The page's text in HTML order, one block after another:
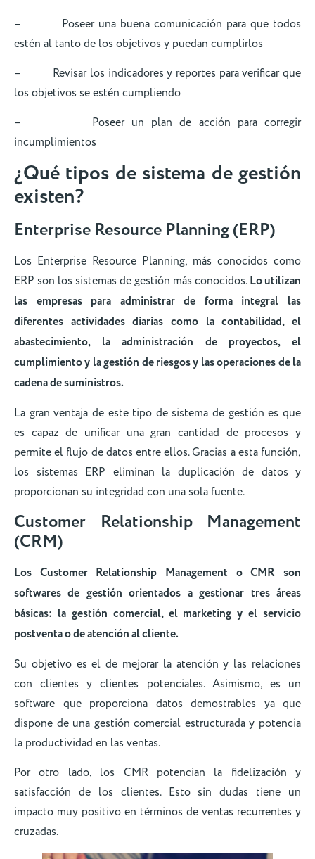
– Poseer una buena comunicación para que todos
estén al tanto de los objetivos y puedan cumplirlos
– Revisar los indicadores y reportes para verificar que
los objetivos se estén cumpliendo
– Poseer un plan de acción para corregir
incumplimientos
¿Qué tipos de sistema de gestión
existen?
Enterprise Resource Planning (ERP)
Los Enterprise Resource Planning, más conocidos como
ERP son los sistemas de gestión más conocidos.Lo utilizan
las empresas para administrar de forma integral las
diferentes actividades diarias como la contabilidad, el
abastecimiento, la administración de proyectos, el
cumplimiento y la gestión de riesgos y las operaciones de la
cadena de suministros.
La gran ventaja de este tipo de sistema de gestión es que
es capaz de unificar una gran cantidad de procesos y
permite el flujo de datos entre ellos. Gracias a esta función,
los sistemas ERP eliminan la duplicación de datos y
proporcionan su integridad con una sola fuente.
Customer Relationship Management
(CRM)
Los Customer Relationship Management o CMR son
softwares de gestión orientados a gestionar tres áreas
básicas: la gestión comercial, el marketing y el servicio
postventa o de atención al cliente.
Su objetivo es el de mejorar la atención y las relaciones
con clientes y clientes potenciales. Asimismo, es un
software que proporciona datos demostrables ya que
dispone de una gestión comercial estructurada y potencia
la productividad en las ventas.
Por otro lado, los CMR potencian la fidelización y
satisfacción de los clientes. Esto sin dudas tiene un
impacto muy positivo en términos de ventas recurrentes y
cruzadas.